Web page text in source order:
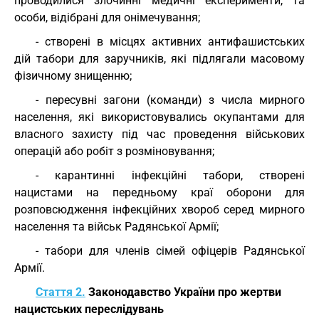
особи, відібрані для онімечування;
- створені в місцях активних антифашистських
дій табори для заручників, які підлягали масовому
фізичному знищенню;
- пересувні загони (команди) з числа мирного
населення, які використовувались окупантами для
власного захисту під час проведення військових
операцій або робіт з розміновування;
- карантинні інфекційні табори, створені
нацистами на передньому краї оборони для
розповсюдження інфекційних хвороб серед мирного
населення та військ Радянської Армії;
- табори для членів сімей офіцерів Радянської
Армії.
Стаття 2. Законодавство України про жертви
нацистських переслідувань